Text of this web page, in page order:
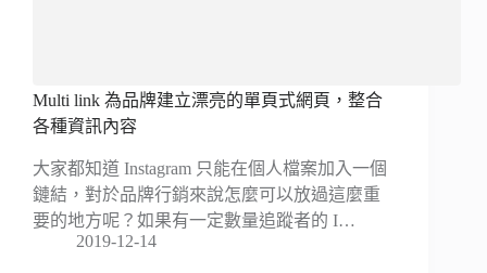
Multi link 為品牌建立漂亮的單頁式網頁，整合
各種資訊內容
大家都知道 Instagram 只能在個人檔案加入一個
鏈結，對於品牌行銷來說怎麼可以放過這麼重
要的地方呢？如果有一定數量追蹤者的 I…
2019-12-14